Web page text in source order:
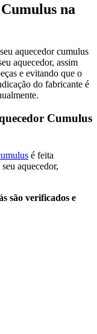
na
aquecedor cumulus
aquecedor, assim
e evitando que o
do fabricante é
Cumulus
é feita
aquecedor,
são verificados e